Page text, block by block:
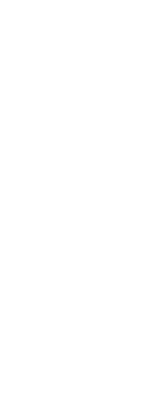
informações
desempenho de